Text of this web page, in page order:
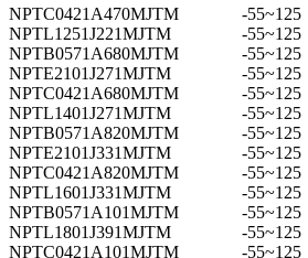
NPTC0421A470MJTM
-55~125
NPTL1251J221MJTM
-55~125
NPTB0571A680MJTM
-55~125
NPTE2101J271MJTM
-55~125
NPTC0421A680MJTM
-55~125
NPTL1401J271MJTM
-55~125
NPTB0571A820MJTM
-55~125
NPTE2101J331MJTM
-55~125
NPTC0421A820MJTM
-55~125
NPTL1601J331MJTM
-55~125
NPTB0571A101MJTM
-55~125
NPTL1801J391MJTM
-55~125
NPTC0421A101MJTM
-55~125